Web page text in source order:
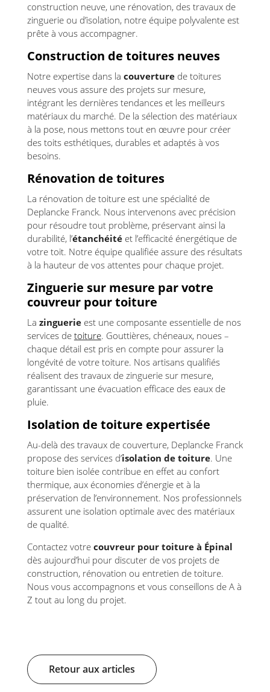
construction neuve, une rénovation, des travaux de
zinguerie ou d’isolation, notre équipe polyvalente est
prête à vous accompagner.
Construction de toitures neuves
Notre expertise dans la couverturede toitures
neuves vous assure des projets sur mesure,
intégrant les dernières tendances et les meilleurs
matériaux du marché. De la sélection des matériaux
à la pose, nous mettons tout en œuvre pour créer
des toits esthétiques, durables et adaptés à vos
besoins.
Rénovation de toitures
La rénovation de toiture est une spécialité de
Deplancke Franck. Nous intervenons avec précision
pour résoudre tout problème, préservant ainsi la
durabilité, l’étanchéitéet l’efficacité énergétique de
votre toit. Notre équipe qualifiée assure des résultats
à la hauteur de vos attentes pour chaque projet.
Zinguerie sur mesure par votre
couvreur pour toiture
La zinguerieest une composante essentielle de nos
services de toiture. Gouttières, chéneaux, noues –
chaque détail est pris en compte pour assurer la
longévité de votre toiture. Nos artisans qualifiés
réalisent des travaux de zinguerie sur mesure,
garantissant une évacuation efficace des eaux de
pluie.
Isolation de toiture expertisée
Au-delà des travaux de couverture, Deplancke Franck
propose des services d’isolation de toiture. Une
toiture bien isolée contribue en effet au confort
thermique, aux économies d’énergie et à la
préservation de l’environnement. Nos professionnels
assurent une isolation optimale avec des matériaux
de qualité.
Contactez votre couvreur pour toiture à Épinal
dès aujourd’hui pour discuter de vos projets de
construction, rénovation ou entretien de toiture.
Nous vous accompagnons et vous conseillons de A à
Z tout au long du projet.
Retour aux articles